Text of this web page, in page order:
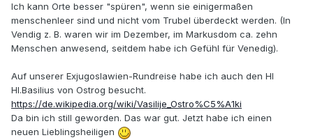
Ich kann Orte besser "spüren", wenn sie einigermaßen
menschenleer sind und nicht vom Trubel überdeckt werden. (In
Vendig z. B. waren wir im Dezember, im Markusdom ca. zehn
Menschen anwesend, seitdem habe ich Gefühl für Venedig).
Auf unserer Exjugoslawien-Rundreise habe ich auch den Hl
Hl.Basilius von Ostrog besucht.
https://de.wikipedia.org/wiki/Vasilije_Ostro%C5%A1ki
Da bin ich still geworden. Das war gut. Jetzt habe ich einen
neuen Lieblingsheiligen